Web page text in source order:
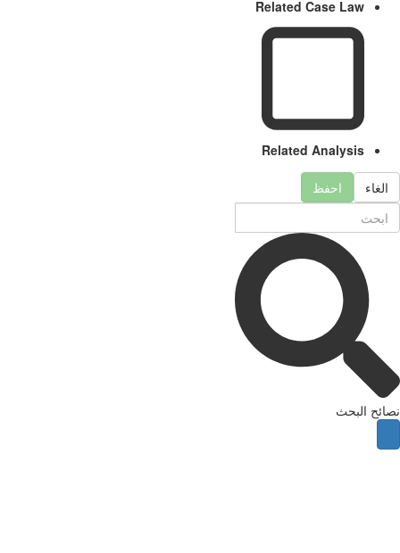
Related Case Law
Related Analysis
احفظ
البحث